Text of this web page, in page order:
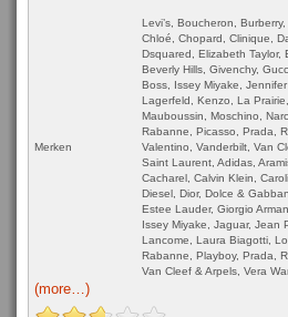
Merken
Levi’s, Boucheron,
Chloé, Chopard, Clinique,
Dsquared, Elizabeth Taylor,
Beverly Hills, Givenchy,
Boss, Issey Miyake,
Lagerfeld, Kenzo, La
Mauboussin, Moschino,
Rabanne, Picasso, Prada,
Valentino, Vanderbilt, Van
Saint Laurent, Adidas,
Cacharel, Calvin Klein,
Diesel, Dior, Dolce &
Estee Lauder, Giorgio
Issey Miyake, Jaguar, Jean
Lancome, Laura Biagotti,
Rabanne, Playboy, Prada,
Van Cleef & Arpels, Vera
(more…)